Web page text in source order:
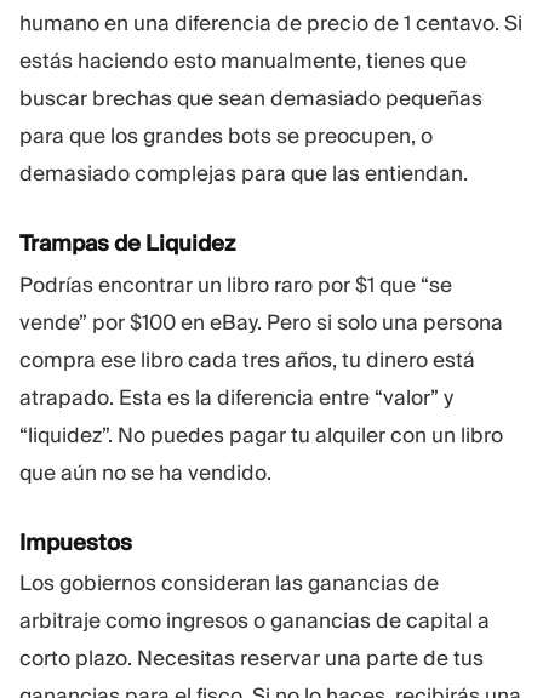
humano en una diferencia de precio de 1 centavo. Si
estás haciendo esto manualmente, tienes que
buscar brechas que sean demasiado pequeñas
para que los grandes bots se preocupen, o
demasiado complejas para que las entiendan.
Trampas de Liquidez
Podrías encontrar un libro raro por $1 que “se
vende” por $100 en eBay. Pero si solo una persona
compra ese libro cada tres años, tu dinero está
atrapado. Esta es la diferencia entre “valor” y
“liquidez”. No puedes pagar tu alquiler con un libro
que aún no se ha vendido.
Impuestos
Los gobiernos consideran las ganancias de
arbitraje como ingresos o ganancias de capital a
corto plazo. Necesitas reservar una parte de tus